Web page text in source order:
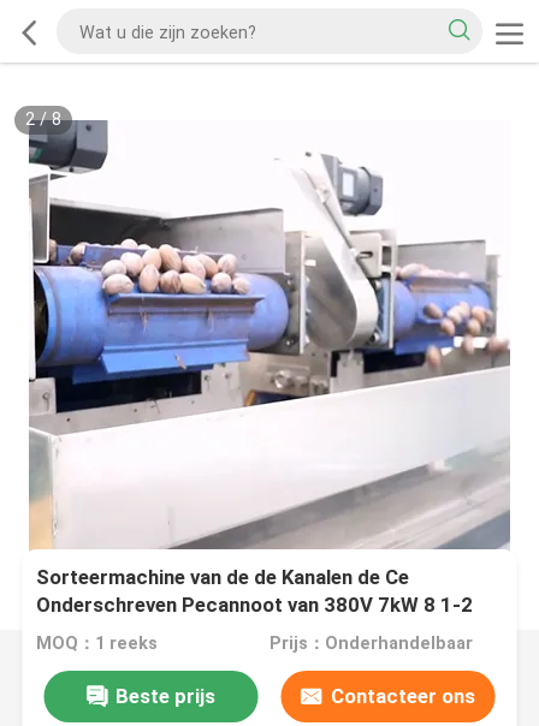
2/8
Sorteermachine van de de Kanalen de Ce
Onderschreven Pecannoot van 380V 7kW 8 1-2
Ton Output
MOQ：1 reeks Prijs：Onderhandelbaar
Beste prijs Contacteer ons